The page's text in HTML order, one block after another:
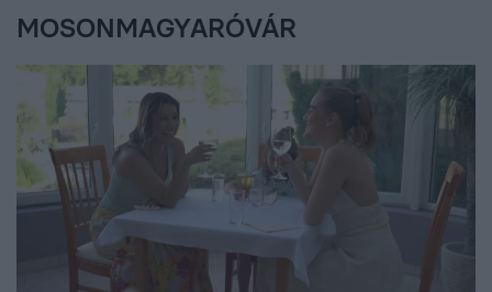
MOSONMAGYARÓVÁR